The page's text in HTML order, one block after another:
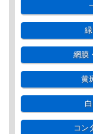
網膜
黄
コン